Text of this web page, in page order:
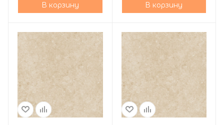
В корзину В корзину